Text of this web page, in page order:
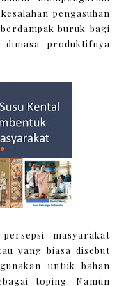
pengasuhan
buruk bagi
produktifnya
persepsi masyarakat
yang biasa disebut
untuk bahan
toping. Namun